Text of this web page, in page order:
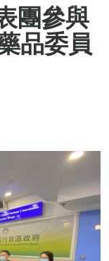
團參與
品委員